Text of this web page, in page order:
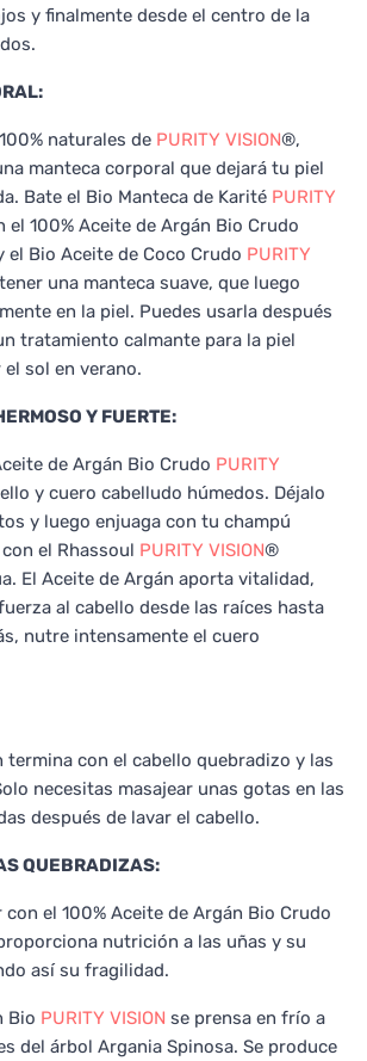
y finalmente desde el centro de la
naturales de PURITY VISION®,
manteca corporal que dejará tu piel
Bate el Bio Manteca de Karité PURITY
100% Aceite de Argán Bio Crudo
el Bio Aceite de Coco Crudo PURITY
una manteca suave, que luego
en la piel. Puedes usarla después
tratamiento calmante para la piel
sol en verano.
Y FUERTE:
de Argán Bio Crudo PURITY
y cuero cabelludo húmedos. Déjalo
y luego enjuaga con tu champú
el Rhassoul PURITY VISION®
El Aceite de Argán aporta vitalidad,
al cabello desde las raíces hasta
nutre intensamente el cuero
termina con el cabello quebradizo y las
necesitas masajear unas gotas en las
después de lavar el cabello.
QUEBRADIZAS:
con el 100% Aceite de Argán Bio Crudo
nutrición a las uñas y su
así su fragilidad.
Bio PURITY VISION se prensa en frío a
del árbol Argania Spinosa. Se produce